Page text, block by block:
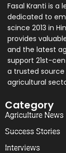
Fasal Kranti is a
dedicated to
scince 2013 in
provides
and the latest
support 21st-
a trusted
agricultural
Category
Agriculture News
Success Stories
Interviews